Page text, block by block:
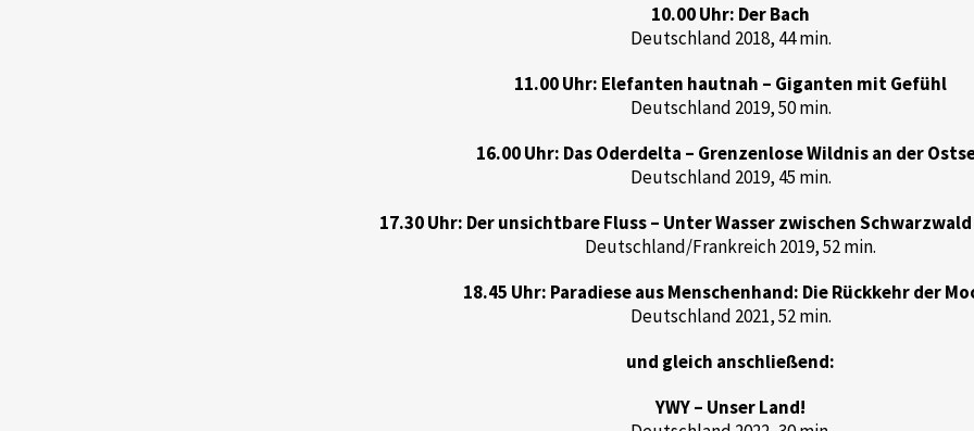
10.00 Uhr: Der Bach
Deutschland 2018, 44 min.
11.00 Uhr: Elefanten hautnah – Giganten mit Gefühl
Deutschland 2019, 50 min.
16.00 Uhr: Das Oderdelta – Grenzenlose Wildnis an der
Deutschland 2019, 45 min.
17.30 Uhr: Der unsichtbare Fluss – Unter Wasser zwischen
Deutschland/Frankreich 2019, 52 min.
18.45 Uhr: Paradiese aus Menschenhand: Die Rückkehr der
Deutschland 2021, 52 min.
und gleich anschließend:
YWY – Unser Land!